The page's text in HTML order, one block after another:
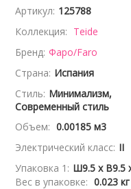
Артикул: 125788
Коллекция: Teide
Бренд: Фаро/Faro
Страна: Испания
Стиль: Минимализм,
Современный стиль
Объем: 0.00185 м3
Электрический класс: II
Упаковка 1: Ш9.5 x В9.5
Вес в упаковке: 0.023 кг